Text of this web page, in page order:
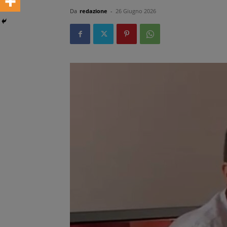
Da redazione - 26 Giugno 2026